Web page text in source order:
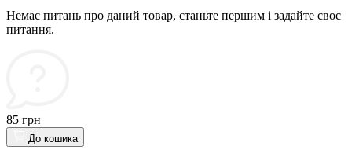
Немає питань про даний товар, станьте першим і задайте своє
питання.
85 грн
До кошика